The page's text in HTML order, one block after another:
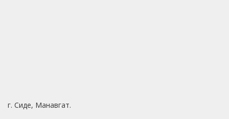
г. Сиде, Манавгат.